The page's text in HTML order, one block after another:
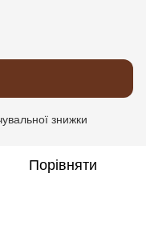
знижки
Порівняти